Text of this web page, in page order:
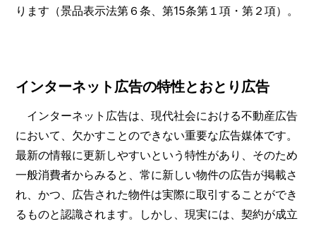
ります（景品表示法第６条、第15条第１項・第２項）。
インターネット広告の特性とおとり広告
インターネット広告は、現代社会における不動産広告
において、欠かすことのできない重要な広告媒体です。
最新の情報に更新しやすいという特性があり、そのため
一般消費者からみると、常に新しい物件の広告が掲載さ
れ、かつ、広告された物件は実際に取引することができ
るものと認識されます。しかし、現実には、契約が成立